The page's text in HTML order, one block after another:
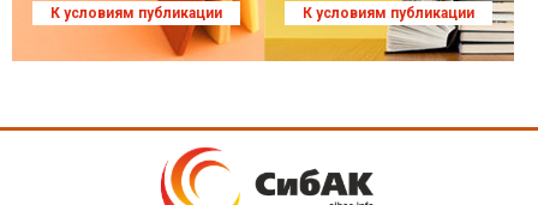
К условиям публикации К условиям публикации